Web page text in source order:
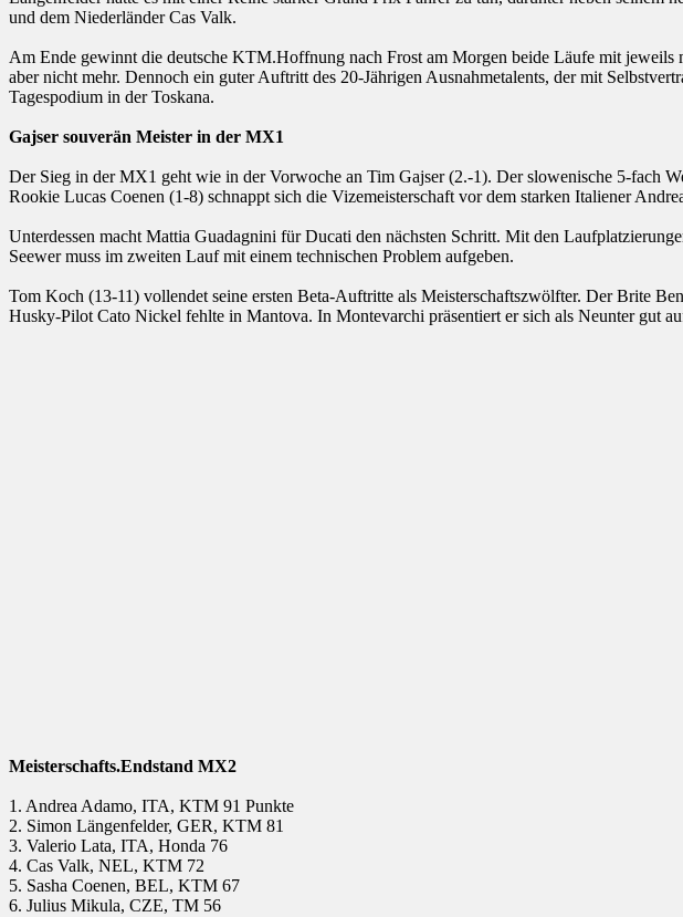
und dem Niederländer Cas Valk.
Am Ende gewinnt die deutsche KTM.Hoffnung nach Frost am Morgen beide Läufe mit
aber nicht mehr. Dennoch ein guter Auftritt des 20-Jährigen Ausnahmetalents, der mit
Tagespodium in der Toskana.
Gajser souverän Meister in der MX1
Der Sieg in der MX1 geht wie in der Vorwoche an Tim Gajser (2.-1). Der slowenische 5-fach
Rookie Lucas Coenen (1-8) schnappt sich die Vizemeisterschaft vor dem starken Italiener
Unterdessen macht Mattia Guadagnini für Ducati den nächsten Schritt. Mit den
Seewer muss im zweiten Lauf mit einem technischen Problem aufgeben.
Tom Koch (13-11) vollendet seine ersten Beta-Auftritte als Meisterschaftszwölfter. Der Brite
Husky-Pilot Cato Nickel fehlte in Mantova. In Montevarchi präsentiert er sich als Neunter gut
Meisterschafts.Endstand MX2
1. Andrea Adamo, ITA, KTM 91 Punkte
2. Simon Längenfelder, GER, KTM 81
3. Valerio Lata, ITA, Honda 76
4. Cas Valk, NEL, KTM 72
5. Sasha Coenen, BEL, KTM 67
6. Julius Mikula, CZE, TM 56